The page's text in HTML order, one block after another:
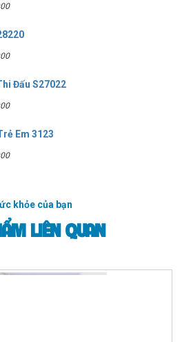
Đấu S27022
Em 3123
khỏe của bạn
LIÊN QUAN